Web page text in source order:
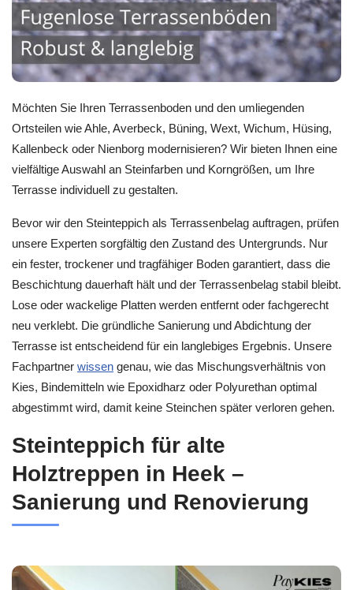
Möchten Sie Ihren Terrassenboden und den umliegenden
Ortsteilen wie Ahle, Averbeck, Büning, Wext, Wichum, Hüsing,
Kallenbeck oder Nienborg modernisieren? Wir bieten Ihnen eine
vielfältige Auswahl an Steinfarben und Korngrößen, um Ihre
Terrasse individuell zu gestalten.
Bevor wir den Steinteppich als Terrassenbelag auftragen, prüfen
unsere Experten sorgfältig den Zustand des Untergrunds. Nur
ein fester, trockener und tragfähiger Boden garantiert, dass die
Beschichtung dauerhaft hält und der Terrassenbelag stabil bleibt.
Lose oder wackelige Platten werden entfernt oder fachgerecht
neu verklebt. Die gründliche Sanierung und Abdichtung der
Terrasse ist entscheidend für ein langlebiges Ergebnis. Unsere
Fachpartner wissen genau, wie das Mischungsverhältnis von
Kies, Bindemitteln wie Epoxidharz oder Polyurethan optimal
abgestimmt wird, damit keine Steinchen später verloren gehen.
Steinteppich für alte
Holztreppen in Heek –
Sanierung und Renovierung